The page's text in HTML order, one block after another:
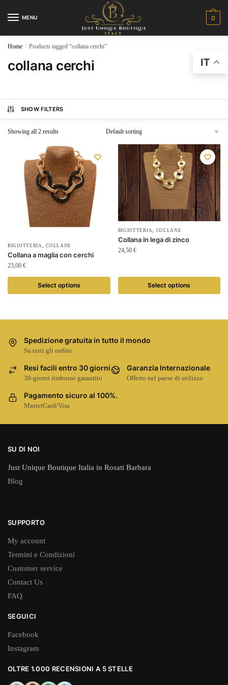
MENU 0
Home / Products tagged “collana cerchi”
collana cerchi
SHOW FILTERS
Showing all 2 results
BIGIOTTERIA ,COLLANE
Collana a maglia con cerchi
23,00 €
Select options
BIGIOTTERIA COLLANE
Collana in lega di zinco
24,50 €
Select options
Spedizione gratuita in tutto il mondo
Su tutti gli ordini
Resi facili entro 30 giorni
30-giorni rimborso garantito
Garanzia Internazionale
Offerto nel paese di utilizzo
Pagamento sicuro al 100%.
MasterCard/Visa
SU DI NOI
Just Unique Boutique Italia in Rosati Barbara
Blog
SUPPORTO
My account
Termini e Condizioni
Customer service
Contact Us
FAQ
SEGUICI
Facebook
Instagram
OLTRE 1.000 RECENSIONI A 5 STELLE
IT